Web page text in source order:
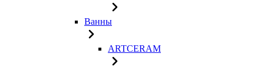
Ванны
ARTCERAM